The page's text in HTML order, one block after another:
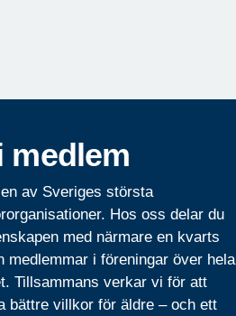
medlem
av Sveriges största
Hos oss delar du
med närmare en kvarts
medlemmar i föreningar över hela
Tillsammans verkar vi för att
bättre villkor för äldre – och ett